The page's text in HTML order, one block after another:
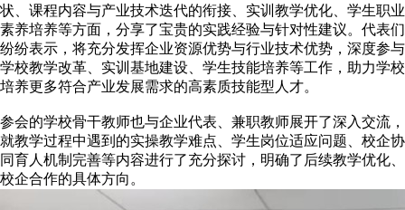
状、课程内容与产业技术迭代的衔接、实训教学优化、学生职业
素养培养等方面，分享了宝贵的实践经验与针对性建议。代表们
纷纷表示，将充分发挥企业资源优势与行业技术优势，深度参与
学校教学改革、实训基地建设、学生技能培养等工作，助力学校
培养更多符合产业发展需求的高素质技能型人才。
参会的学校骨干教师也与企业代表、兼职教师展开了深入交流，
就教学过程中遇到的实操教学难点、学生岗位适应问题、校企协
同育人机制完善等内容进行了充分探讨，明确了后续教学优化、
校企合作的具体方向。